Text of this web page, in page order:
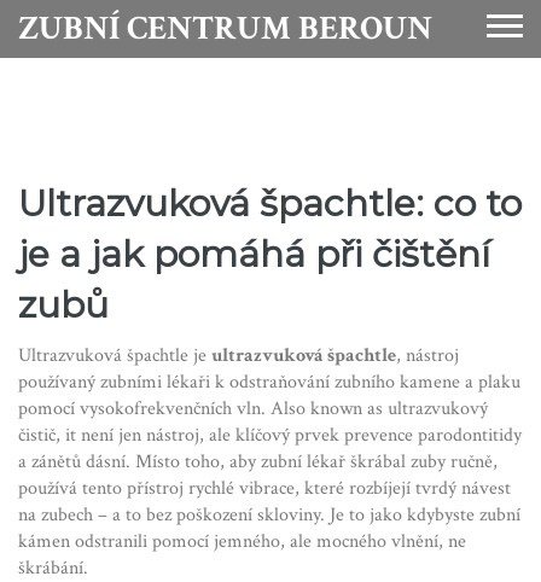
ZUBNÍ CENTRUM BEROUN
Ultrazvuková špachtle: co to
je a jak pomáhá při čištění
zubů
Ultrazvuková špachtle jeultrazvuková špachtle, nástroj
používaný zubními lékaři k odstraňování zubního kamene a plaku
pomocí vysokofrekvenčních vln. Also known as ultrazvukový
čistič, itnení jen nástroj, ale klíčový prvek prevence parodontitidy
a zánětů dásní. Místo toho, aby zubní lékař škrábal zuby ručně,
používá tento přístroj rychlé vibrace, které rozbíjejí tvrdý návest
na zubech – a to bez poškození skloviny. Je to jako kdybyste zubní
kámen odstranili pomocí jemného, ale mocného vlnění, ne
škrábání.